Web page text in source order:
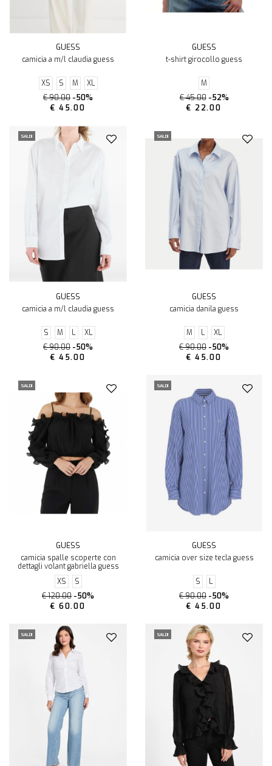
GUESS
camicia a m/l claudia guess
XS S M
XL
€ 90.00 -50%
€ 45.00
GUESS
t-shirt girocollo guess
M
€ 45.00 -52%
€ 22.00
SALDI
GUESS
camicia a m/l claudia guess
S M L
XL
€ 90.00 -50%
€ 45.00
SALDI
GUESS
camicia danila guess
M L
XL
€ 90.00 -50%
€ 45.00
SALDI
GUESS
camicia spalle scoperte con
dettagli volant gabriella guess
XS
S
€ 120.00 -50%
€ 60.00
SALDI
GUESS
camicia over size tecla guess
S
L
€ 90.00 -50%
€ 45.00
SALDI SALDI